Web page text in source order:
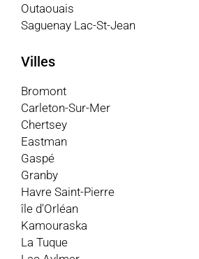
Outaouais
Saguenay Lac-St-Jean
Villes
Bromont
Carleton-Sur-Mer
Chertsey
Eastman
Gaspé
Granby
Havre Saint-Pierre
île d'Orléan
Kamouraska
La Tuque